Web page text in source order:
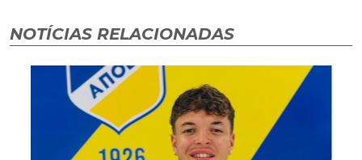
NOTÍCIAS RELACIONADAS